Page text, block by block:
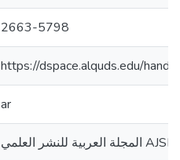
2663-5798
https://dspace.alquds.edu/
ar
المجلة العربية للنشر العلمي AJSP